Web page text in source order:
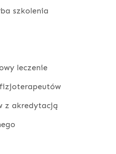
szkolenia
leczenie
z akredytacją